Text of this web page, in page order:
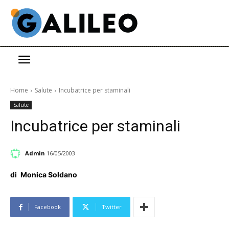
Home Salute Incubatrice per staminali
Salute
Incubatrice per staminali
Admin 16/05/2003
di Monica Soldano
Facebook Twitter